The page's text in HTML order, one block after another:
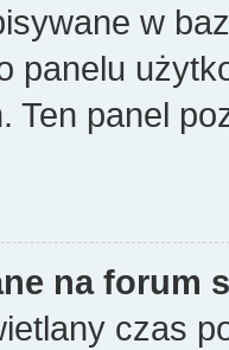
w
panelu
Ten panel
na forum
czas